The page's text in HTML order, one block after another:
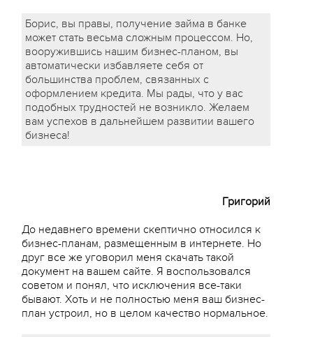
Борис, вы правы, получение займа в банке
может стать весьма сложным процессом. Но,
вооружившись нашим бизнес-планом, вы
автоматически избавляете себя от
большинства проблем, связанных с
оформлением кредита. Мы рады, что у вас
подобных трудностей не возникло. Желаем
вам успехов в дальнейшем развитии вашего
бизнеса!
Григорий
До недавнего времени скептично относился к
бизнес-планам, размещенным в интернете. Но
друг все же уговорил меня скачать такой
документ на вашем сайте. Я воспользовался
советом и понял, что исключения все-таки
бывают. Хоть и не полностью меня ваш бизнес-
план устроил, но в целом качество нормальное.